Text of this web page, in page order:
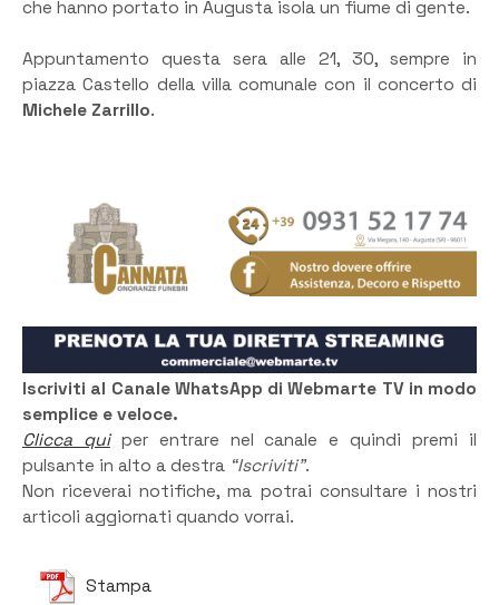
che hanno portato in Augusta isola un fiume di gente.
Appuntamento questa sera alle 21, 30, sempre in
piazza Castello della villa comunale con il concerto di
Michele Zarrillo.
Iscriviti al Canale WhatsApp di Webmarte TV in modo
semplice e veloce.
Clicca quiper entrare nel canale e quindi premi il
pulsante in alto a destra “Iscriviti”.
Non riceverai notifiche, ma potrai consultare i nostri
articoli aggiornati quando vorrai.
Stampa